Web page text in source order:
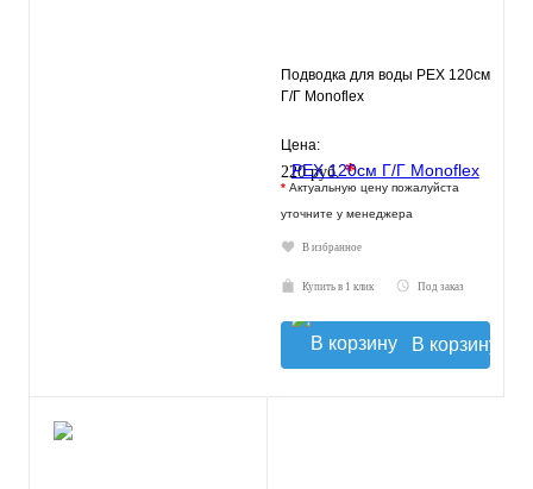
Подводка для воды РЕХ 120см
Г/Г Monoflex
Цена:
220 руб.*
* Актуальную цену пожалуйста
уточните у менеджера
В избранное
Купить в 1 клик Под заказ
В корзину